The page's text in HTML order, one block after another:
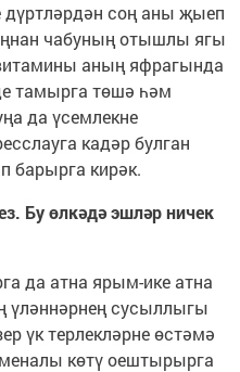
дүртләрдән соң аны җыеп
чабуның отышлы ягы
аның яфрагында
тамырга төшә һәм
да үсемлекне
кадәр булган
барырга кирәк.
Бу өлкәдә эшләр ничек
да атна ярым-ике атна
үләннәрнең сусыллыгы
үк терлекләрне өстәмә
көтү оештырырга